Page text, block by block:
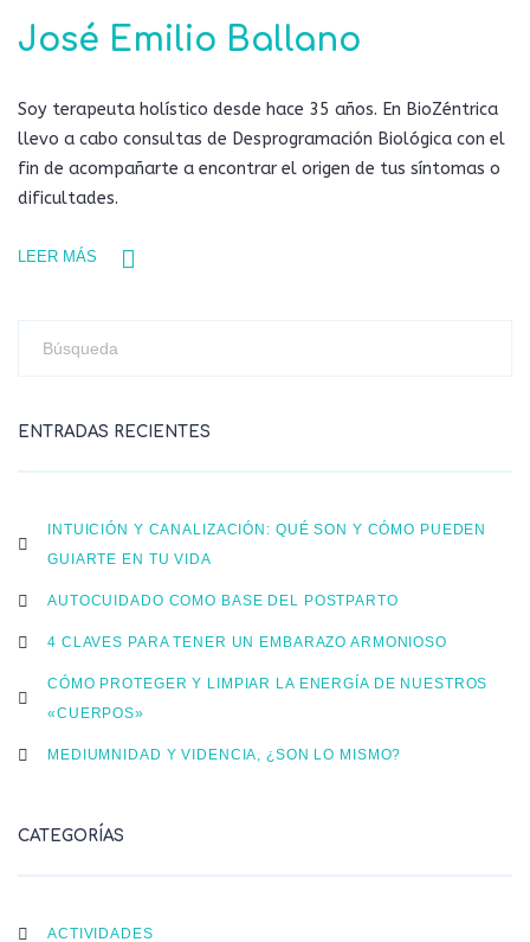
José Emilio Ballano
Soy terapeuta holístico desde hace 35 años. En BioZéntrica
llevo a cabo consultas de Desprogramación Biológica con el
fin de acompañarte a encontrar el origen de tus síntomas o
dificultades.
LEER MÁS
ENTRADAS RECIENTES
INTUICIÓN Y CANALIZACIÓN: QUÉ SON Y CÓMO PUEDEN
GUIARTE EN TU VIDA
AUTOCUIDADO COMO BASE DEL POSTPARTO
4 CLAVES PARA TENER UN EMBARAZO ARMONIOSO
CÓMO PROTEGER Y LIMPIAR LA ENERGÍA DE NUESTROS
«CUERPOS»
MEDIUMNIDAD Y VIDENCIA, ¿SON LO MISMO?
CATEGORÍAS
ACTIVIDADES